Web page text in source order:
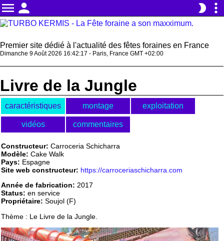
menu person brightness_2 more_vert
Premier site dédié à l'actualité des fêtes foraines en France
Dimanche 9 Août 2026 16:42:17 - Paris, France GMT +02:00
Livre de la Jungle
caractéristiques montage exploitation
vidéos commentaires
Constructeur: Carroceria Schicharra
Modèle: Cake Walk
Pays: Espagne
Site web constructeur: https://carroceriaschicharra.com
Année de fabrication: 2017
Status: en service
Propriétaire: Soujol (F)
Thème : Le Livre de la Jungle.